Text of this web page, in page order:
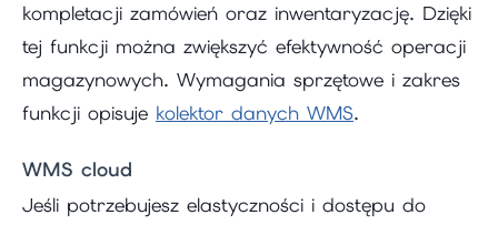
kompletacji zamówień oraz inwentaryzację. Dzięki
tej funkcji można zwiększyć efektywność operacji
magazynowych. Wymagania sprzętowe i zakres
funkcji opisuje kolektor danych WMS.
WMS cloud
Jeśli potrzebujesz elastyczności i dostępu do